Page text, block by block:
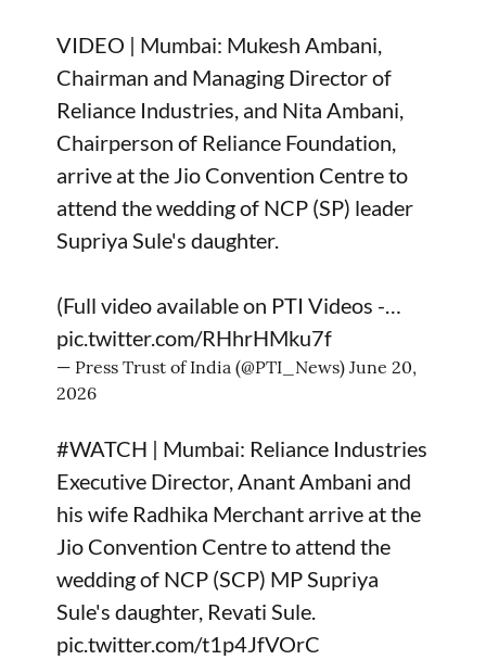
VIDEO | Mumbai: Mukesh Ambani,
Chairman and Managing Director of
Reliance Industries, and Nita Ambani,
Chairperson of Reliance Foundation,
arrive at the Jio Convention Centre to
attend the wedding of NCP (SP) leader
Supriya Sule's daughter.
(Full video available on PTI Videos -…
pic.twitter.com/RHhrHMku7f
— Press Trust of India (@PTI_News) June 20,
2026
#WATCH | Mumbai: Reliance Industries
Executive Director, Anant Ambani and
his wife Radhika Merchant arrive at the
Jio Convention Centre to attend the
wedding of NCP (SCP) MP Supriya
Sule's daughter, Revati Sule.
pic.twitter.com/t1p4JfVOrC